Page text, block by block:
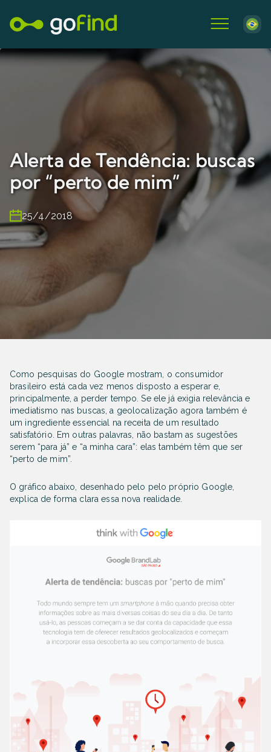
Alerta de Tendência: buscas
por “perto de mim”
25/4/2018
Como pesquisas do Google mostram, o consumidor
brasileiro está cada vez menos disposto a esperar e,
principalmente, a perder tempo. Se ele já exigia relevância e
imediatismo nas buscas, a geolocalização agora também é
um ingrediente essencial na receita de um resultado
satisfatório. Em outras palavras, não bastam as sugestões
serem “para já” e “a minha cara”: elas também têm que ser
“perto de mim”.
O gráfico abaixo, desenhado pelo pelo próprio Google,
explica de forma clara essa nova realidade.